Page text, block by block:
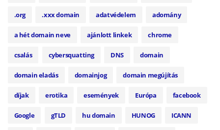
.org .xxx domain adatvédelem adomány
a hét domain neve ajánlott linkek chrome
csalás cybersquatting DNS domain
domain eladás domainjog domain megújítás
díjak erotika események Európa facebook
Google gTLD hu domain HUNOG ICANN